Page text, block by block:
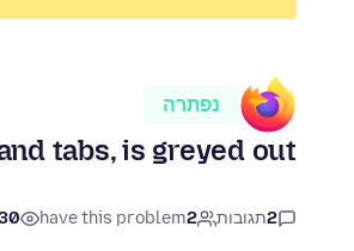
נפתרה
tabs, is greyed out.
2תגובות 2
have this problem